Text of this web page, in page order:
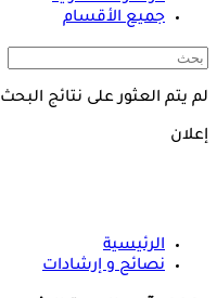
جميع الأقسام
لم يتم العثور على نتائج البحث
إعلان
الرئيسية
نصائح و إرشادات